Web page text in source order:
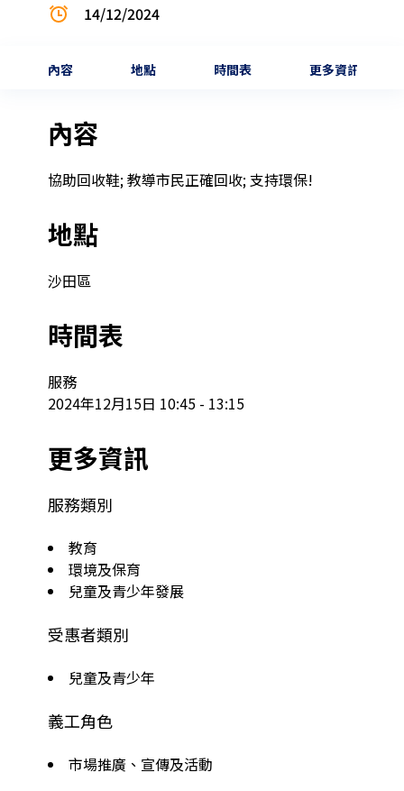
14/12/2024
內容 地點 時間表 更多資訊
內容
協助回收鞋; 教導市民正確回收; 支持環保!
地點
沙田區
時間表
服務
2024年12月15日 10:45 - 13:15
更多資訊
服務類別
教育
環境及保育
兒童及青少年發展
受惠者類別
兒童及青少年
義工角色
市場推廣、宣傳及活動